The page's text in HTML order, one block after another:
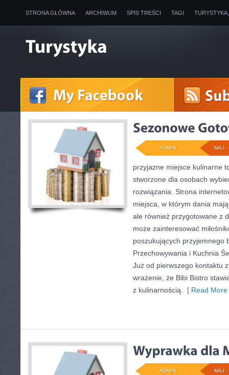
STRONA GŁÓWNA ARCHIWUM SPIS TREŚCI TAGI
MAJ -
ADMIN
przyjazne miejsce kulinarne
stworzone dla osobach
rozwiązania. Strona
miejsca, w którym dania
ale również przygotowane z
może zainteresować
poszukujących przyjemnego
Przechowywania i Kuchnia
Już od pierwszego kontaktu
wrażenie, że Bibi Bistro
z kulinarnością.
[ Read More
MAJ -
ADMIN